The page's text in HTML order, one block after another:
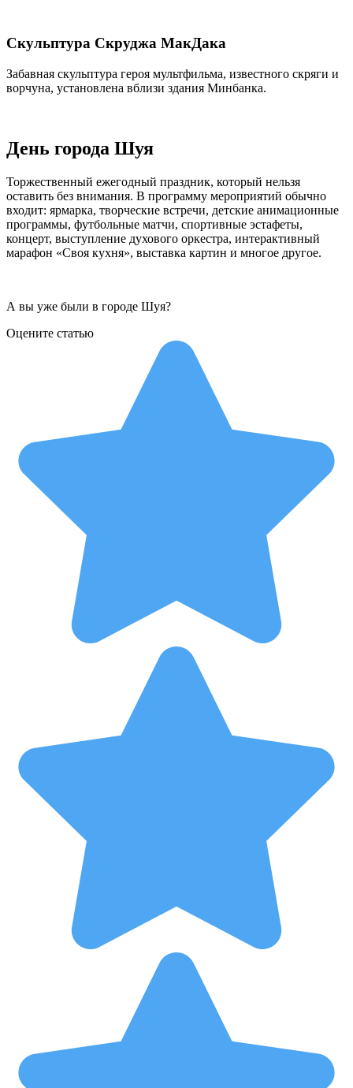
Скульптура Скруджа МакДака
Забавная скульптура героя мультфильма, известного скряги и
ворчуна, установлена вблизи здания Минбанка.
День города Шуя
Торжественный ежегодный праздник, который нельзя
оставить без внимания. В программу мероприятий обычно
входит: ярмарка, творческие встречи, детские анимационные
программы, футбольные матчи, спортивные эстафеты,
концерт, выступление духового оркестра, интерактивный
марафон «Своя кухня», выставка картин и многое другое.
А вы уже были в городе Шуя?
Оцените статью